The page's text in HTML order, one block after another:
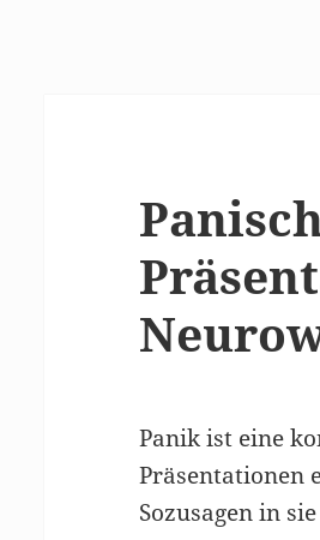
Panik ist eine
Präsentationen
Sozusagen in